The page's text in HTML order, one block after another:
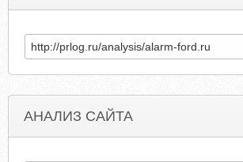
АНАЛИЗ САЙТА